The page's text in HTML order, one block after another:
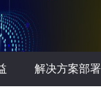
解决方案部署